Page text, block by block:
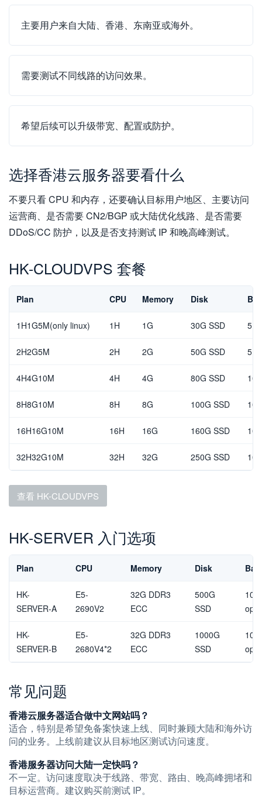
主要用户来自大陆、香港、东南亚或海外。
需要测试不同线路的访问效果。
希望后续可以升级带宽、配置或防护。
选择香港云服务器要看什么
不要只看 CPU 和内存，还要确认目标用户地区、主要访问
运营商、是否需要 CN2/BGP 或大陆优化线路、是否需要
DDoS/CC 防护，以及是否支持测试 IP 和晚高峰测试。
HK-CLOUDVPS 套餐
Plan CPU Memory Disk
1H1G5M(only linux) 1H 1G 30G SSD
2H2G5M 2H 2G 50G SSD
4H4G10M 4H 4G 80G SSD
8H8G10M 8H 8G 100G SSD
16H16G10M 16H 16G 160G SSD
32H32G10M 32H 32G 250G SSD
查看 HK-CLOUDVPS
HK-SERVER 入门选项
Plan CPU Memory Disk
HK-
SERVER-A
E5-
2690V2
32G DDR3
ECC
500G
SSD
HK-
SERVER-B
E5-
2680V4*2
32G DDR3
ECC
1000G
SSD
常见问题
香港云服务器适合做中文网站吗？
适合，特别是希望免备案快速上线、同时兼顾大陆和海外访
问的业务。上线前建议从目标地区测试访问速度。
香港服务器访问大陆一定快吗？
不一定。访问速度取决于线路、带宽、路由、晚高峰拥堵和
目标运营商。建议购买前测试 IP。